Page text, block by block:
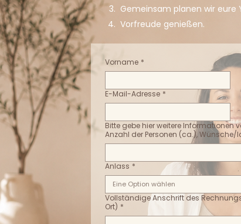
Gemeinsam planen wir eure
Vorfreude genießen.
Vorname *
E-Mail-Adresse *
Bitte gebe hier weitere Informationen
Anzahl der Personen (ca.), Wünsche/
Anlass *
Eine Option wählen
Vollständige Anschrift des
Ort) *